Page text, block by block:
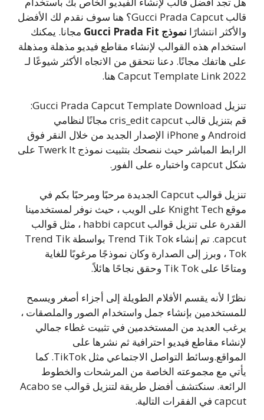
قالب Gucci Prada Capcut؟ هنا سوف نقدم لك الأفضل
والأكثر انتشارًا نموذج Gucci Prada Fit
مجانا. يمكنك
استخدام هذه القوالب لإنشاء مقاطع فيديو مذهلة ومذهلة
على هاتفك مجانًا. دعنا نتحقق من الاتجاه الأكثر شيوعًا لـ
Capcut Template Link 2022 هنا.
تنزيل Gucci Prada Capcut Template Download:
قم بتنزيل قالب cris_edit capcut مجانًا لنظامي
Android و iPhone الإصدار الجديد من خلال النقر فوق
الرابط المباشر حيث ننصحك بتثبيت نموذج Twerk It على
شكل capcut واختباره على الفور.
تنزيل قوالب Capcut الجديدة مرحبًا ومرحبًا بكم في
موقع Knight Tech على الويب ، حيث نوفر لمستخدمينا
القدرة على تنزيل قوالب habbi capcut ، مثل قوالب
capcut. تم إنشاء Trend Tik Tok بواسطة Trend Tik
Tok ، وبرز إلى الصدارة وكان نموذجًا مرغوبًا للغاية
ومتاحًا على Tik Tok وحقق نجاحًا هائلاً.
نظرًا لأنه يقسم الأفلام الطويلة إلى أجزاء أصغر ويسمح
للمستخدمين بإنشاء جمل واستخدام الصور والملصقات ،
يرغب العديد من المستخدمين في تثبيت غطاء جمالي
لإنشاء مقاطع فيديو احترافية ثم نشرها على
المواقع.وسائط التواصل الاجتماعي مثل TikTok. كما
يأتي مع مجموعته الخاصة من المرشحات والخطوط
الرائعة. سنكتشف أفضل طريقة لتنزيل قوالب Acabo se
capcut في الفقرات التالية.